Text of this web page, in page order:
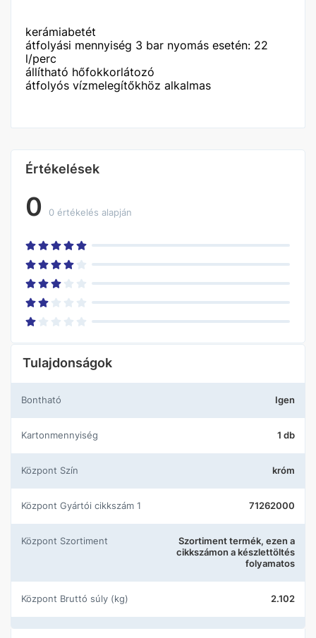
kerámiabetét
átfolyási mennyiség 3 bar nyomás esetén: 22
l/perc
állítható hőfokkorlátozó
átfolyós vízmelegítőkhöz alkalmas
Értékelések
0 0 értékelés alapján
Tulajdonságok
Bontható Igen
Kartonmennyiség 1 db
központ Szín króm
központ Gyártói cikkszám 1 71262000
központ Szortiment
Szortiment termék, ezen a
cikkszámon a készlettöltés
folyamatos
központ Bruttó súly (kg) 2.102